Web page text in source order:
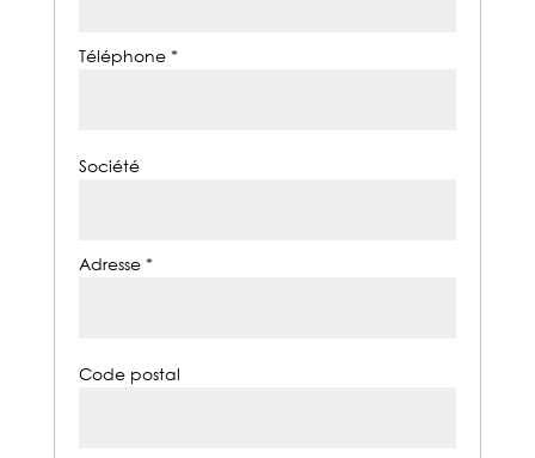
Téléphone *
Société
Adresse *
Code postal